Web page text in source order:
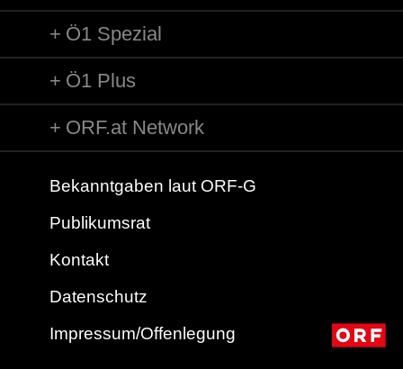
Ö1 Spezial
Ö1 Plus
ORF.at Network
Bekanntgaben laut ORF-G
Publikumsrat
Kontakt
Datenschutz
Impressum/Offenlegung